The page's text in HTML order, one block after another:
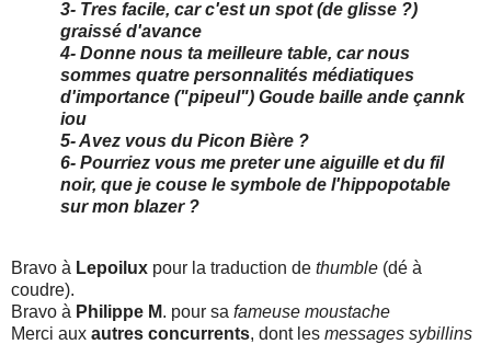
3- Tres facile, car c'est un spot (de glisse ?)
graissé d'avance
4- Donne nous ta meilleure table, car nous
sommes quatre personnalités médiatiques
d'importance ("pipeul") Goude baille ande çannk
iou
5- Avez vous du Picon Bière ?
6- Pourriez vous me preter une aiguille et du fil
noir, que je couse le symbole de l'hippopotable
sur mon blazer ?
Bravo à Lepoilux pour la traduction de thumble (dé à
coudre).
Bravo à Philippe M. pour sa fameuse moustache
Merci aux autres concurrents, dont les messages sybillins